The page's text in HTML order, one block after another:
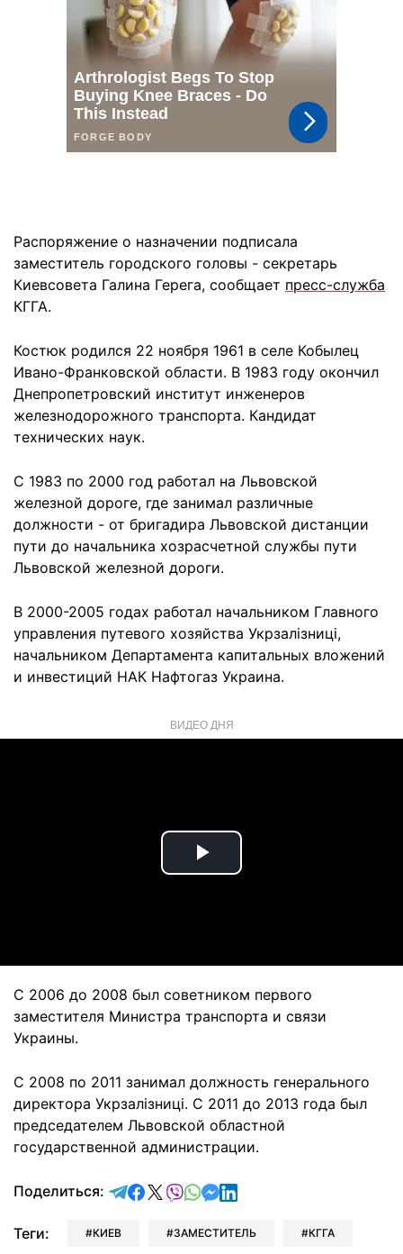
Распоряжение о назначении подписала
заместитель городского головы - секретарь
Киевсовета Галина Герега, сообщает пресс-служба
КГГА.
Костюк родился 22 ноября 1961 в селе Кобылец
Ивано-Франковской области. В 1983 году окончил
Днепропетровский институт инженеров
железнодорожного транспорта. Кандидат
технических наук.
С 1983 по 2000 год работал на Львовской
железной дороге, где занимал различные
должности - от бригадира Львовской дистанции
пути до начальника хозрасчетной службы пути
Львовской железной дороги.
В 2000-2005 годах работал начальником Главного
управления путевого хозяйства Укрзалізниці,
начальником Департамента капитальных вложений
и инвестиций НАК Нафтогаз Украина.
ВИДЕО ДНЯ
Play
С 2006 до 2008 был советником первого
заместителя Министра транспорта и связи
Украины.
С 2008 по 2011 занимал должность генерального
директора Укрзалізниці. С 2011 до 2013 года был
председателем Львовской областной
государственной администрации.
Поделиться: отправить в Telegram
поделиться в Facebook
поделиться в X
отправить в Viber
отправить в Whatsapp
отправить в Messenger
отправить в LinkedIn
Теги: КИЕВ ЗАМЕСТИТЕЛЬ КГГА